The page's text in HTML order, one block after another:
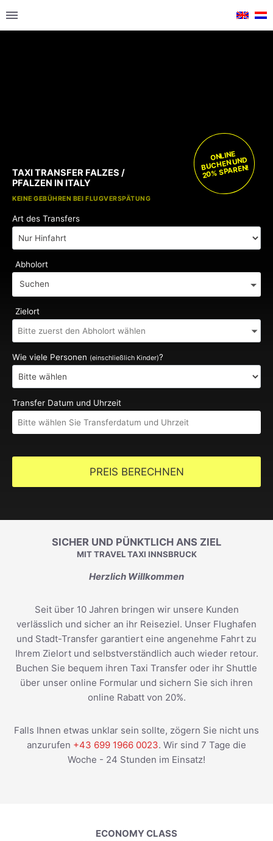
KOSTENLOSE KINDERSITZE
KEINE GEBÜHREN BEI FLUGVERSPÄTUNG
TAXI TRANSFER FALZES /
PFALZEN IN ITALY
ONLINE
BUCHEN UND
20% SPAREN!
Art des Transfers
Abholort
Suchen
Zielort
Wie viele Personen (einschließlich Kinder)?
Transfer Datum und Uhrzeit
PREIS BERECHNEN
SICHER UND PÜNKTLICH ANS ZIEL
MIT TRAVEL TAXI INNSBRUCK
Herzlich Willkommen
Seit über 10 Jahren bringen wir unsere Kunden
verlässlich und sicher an ihr Reiseziel. Unser Flughafen
und Stadt-Transfer garantiert eine angenehme Fahrt zu
Ihrem Zielort und selbstverständlich auch wieder retour.
Buchen Sie bequem ihren Taxi Transfer oder ihr Shuttle
über unser online Formular und sichern Sie sich ihren
online Rabatt von 20%.
Falls Ihnen etwas unklar sein sollte, zögern Sie nicht uns
anzurufen +43 699 1966 0023. Wir sind 7 Tage die
Woche - 24 Stunden im Einsatz!
ECONOMY CLASS